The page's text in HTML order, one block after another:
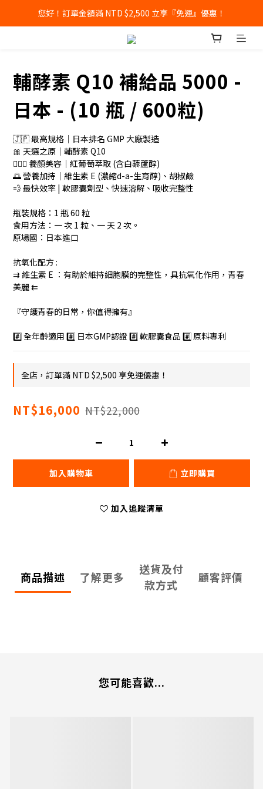
您好！訂單金額滿 NTD $2,500 立享『免運』優惠！
輔酵素 Q10 補給品 5000 -
日本 - (10 瓶 / 600粒)
🇯🇵 最高規格｜日本排名 GMP 大廠製造
🎀 天選之原｜輔酵素 Q10
🧏🏻‍♀️ 養顏美容｜紅葡萄萃取 (含白藜蘆醇)
🌅 營養加持｜維生素 E (濃縮d-a-生育醇)、胡椒鹼
💨 最快效率 | 軟膠囊劑型、快速溶解、吸收完整性
瓶裝規格：1 瓶 60 粒
食用方法：一 次 1 粒、一 天 2 次。
原場國：日本進口
抗氧化配方 :
⇉ 維生素 E ：有助於維持細胞膜的完整性，具抗氧化作用，青春
美麗 ⇇
『守護青春的日常，你值得擁有』
#️⃣ 全年齡適用 #️⃣ 日本GMP認證 #️⃣ 軟膠囊食品 #️⃣ 原料專利
全店，訂單滿 NTD $2,500 享免運優惠！
NT$16,000 NT$22,000
加入購物車 立即購買
加入追蹤清單
商品描述 了解更多
送貨及付
款方式
顧客評價
您可能喜歡...